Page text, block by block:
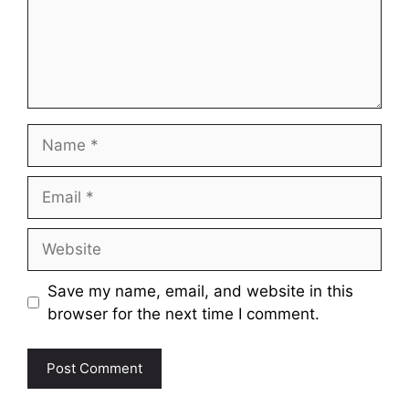
Save my name, email, and website in this
browser for the next time I comment.